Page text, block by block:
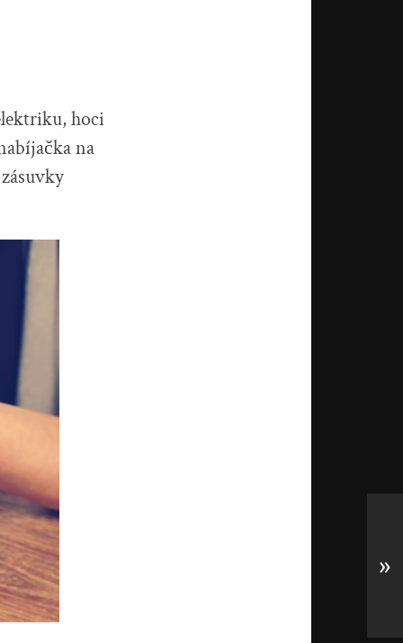
hoci
na
»